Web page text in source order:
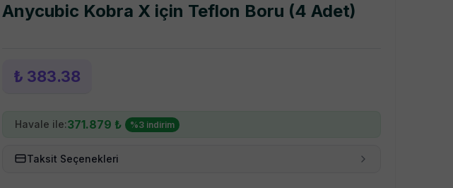
Anycubic Kobra X için Teflon Boru (4 Adet)
₺ 383.38
Havale ile:371.879 ₺ %3indirim
Taksit Seçenekleri